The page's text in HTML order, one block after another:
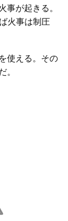
事が起きる。
火事は制圧
使える。その
。